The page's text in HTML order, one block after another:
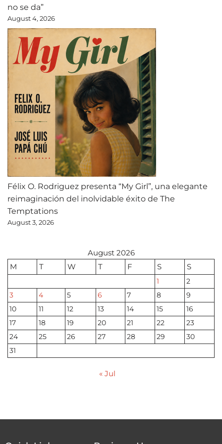
no se da”
August 4, 2026
Félix O. Rodriguez presenta “My Girl”, una elegante
reimaginación del inolvidable éxito de The
Temptations
August 3, 2026
August 2026
M
T W T F S S
1
2
3
4 5 6 7 8
9
10
11 12 13 14 15
16
17
18 19 20 21 22
23
24
25 26 27 28 29
30
31
« Jul